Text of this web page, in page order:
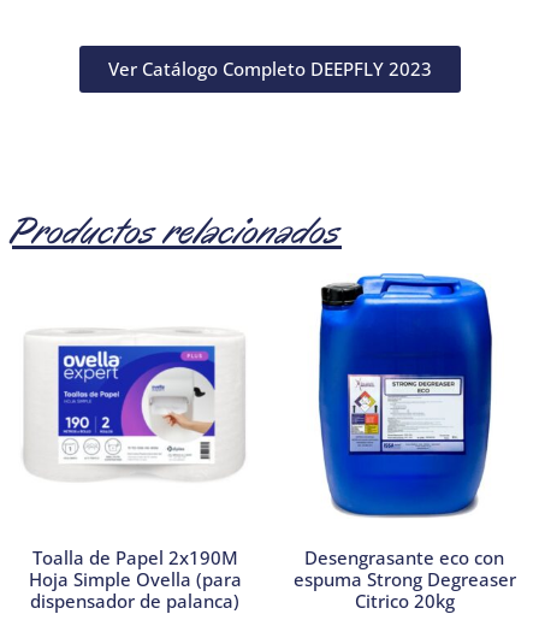
Ver Catálogo Completo DEEPFLY 2023
Productos relacionados
Toalla de Papel 2x190M
Hoja Simple Ovella (para
dispensador de palanca)
Desengrasante eco con
espuma Strong Degreaser
Citrico 20kg